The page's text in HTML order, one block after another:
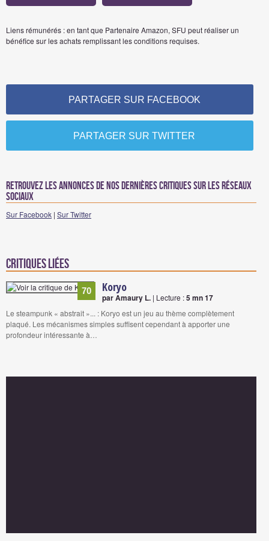
Liens rémunérés : en tant que Partenaire Amazon, SFU peut réaliser un
bénéfice sur les achats remplissant les conditions requises.
PARTAGER SUR FACEBOOK
PARTAGER SUR TWITTER
Retrouvez les annonces de nos dernières critiques sur les réseaux
sociaux
Sur Facebook | Sur Twitter
Critiques liées
70 Koryo
par Amaury L. | Lecture :5 mn 17
Le steampunk « abstrait »... : Koryo est un jeu au thème complètement
plaqué. Les mécanismes simples suffisent cependant à apporter une
profondeur intéressante à…